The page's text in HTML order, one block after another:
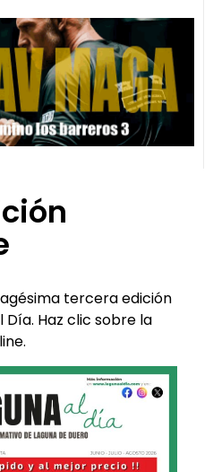
tercera edición
Día. Haz clic sobre la